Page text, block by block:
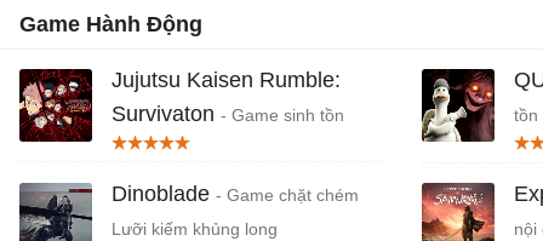
Game Hành Động
Jujutsu Kaisen Rumble:
Survivaton - Game sinh tồn
Jujutsu Kaisen x Vampire Survivors
Dinoblade - Game chặt chém
Lưỡi kiếm khủng long
tồn
nội